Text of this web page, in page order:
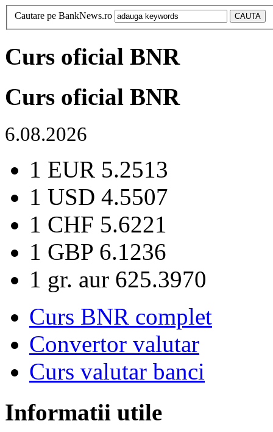
Cautare pe BankNews.ro
Curs oficial BNR
Curs oficial BNR
6.08.2026
1 EUR 5.2513
1 USD 4.5507
1 CHF 5.6221
1 GBP 6.1236
1 gr. aur 625.3970
Curs BNR complet
Convertor valutar
Curs valutar banci
Informatii utile